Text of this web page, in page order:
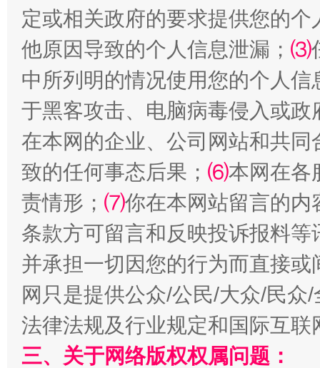
受贿1.44亿！段成刚被判无期 从幼
全民健身五年计划来了！等你上场
定或相关政府的要求提供您的个
他原因导致的个人信息泄漏； ⑶
中所列明的情况使用您的个人
于黑客攻击、电脑病毒侵入或
在本网的企业、公司网站和共
致的任何事态后果； ⑹本网在各
责情形； ⑺你在本网站留言的内
条款方可留言和反映投诉报料
并承担一切因您的行为而直接
网只是提供公众/公民/大众/民
法律法规及行业规定和国际互
三、关于网络版权权属问题：